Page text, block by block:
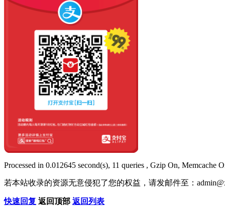
Processed in 0.012645 second(s), 11 queries , Gzip On, Memcache
若本站收录的资源无意侵犯了您的权益，请发邮件至：
快速回复 返回顶部 返回列表